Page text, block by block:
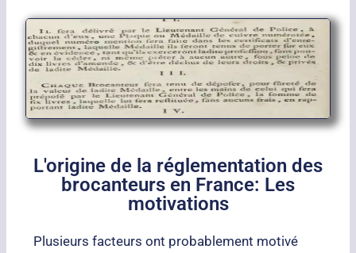
L'origine de la réglementation des
brocanteurs en France: Les
motivations
Plusieurs facteurs ont probablement motivé